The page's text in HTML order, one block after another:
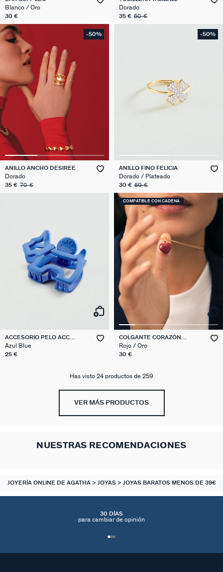
Blanco / Oro
30 €
Dorado
35 € 50 €
-50%
ANILLO ANCHO DESIREE
Dorado
35 € 70 €
-50%
ANILLO FINO FELICIA
Dorado / Plateado
30 € 60 €
ACCESORIO PELO ACC
CHEVEUX
Azul Blue
25 €
COMPATIBLE CON CADENA
COLGANTE CORAZÓN
ESMALTADO
Rojo / Oro
30 €
Has visto 24 productos de 259
VER MÁS PRODUCTOS
NUESTRAS RECOMENDACIONES
JOYERÍA ONLINE DE AGATHA JOYAS JOYAS BARATOS MENOS DE 39€
30 DÍAS
para cambiar de opinión